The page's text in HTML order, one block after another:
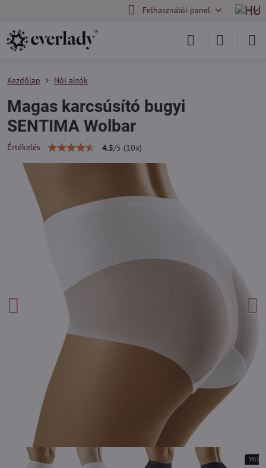
Felhasználói panel
Kezdőlap Női alsók
Magas karcsúsító bugyi
SENTIMA Wolbar
Értékelés 4.5/5 (10x)